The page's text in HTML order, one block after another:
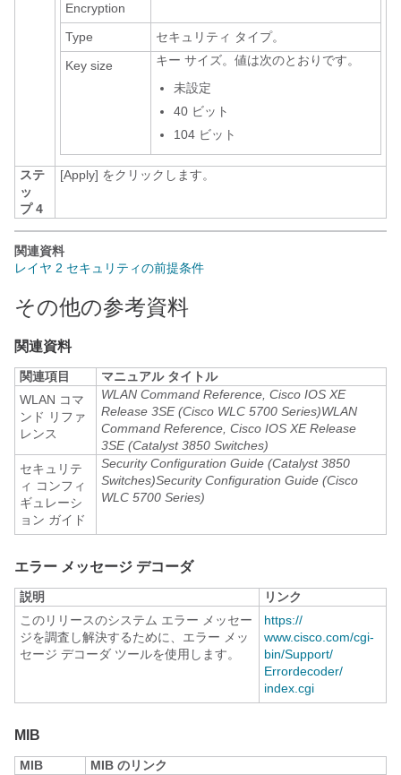
Encryption
Type
セキュリティ タイプ。
Key size
キー サイズ。値は次のとおりです。
未設定
40 ビット
104 ビット
ステ
ッ
プ 4
[Apply] をクリックします。
関連資料
レイヤ 2 セキュリティの前提条件
その他の参考資料
関連資料
関連項目
マニュアル タイトル
WLAN コマ
ンド リファ
レンス
WLAN Command Reference, Cisco IOS XE
Release 3SE (Cisco WLC 5700 Series)WLAN
Command Reference, Cisco IOS XE Release
3SE (Catalyst 3850 Switches)
セキュリテ
ィ コンフィ
ギュレーシ
ョン ガイド
Security Configuration Guide (Catalyst 3850
Switches)Security Configuration Guide (Cisco
WLC 5700 Series)
エラー メッセージ デコーダ
説明
リンク
このリリースのシステム エラー メッセー
ジを調査し解決するために、エラー メッ
セージ デコーダ ツールを使用します。
https:/​/​
www.cisco.com/​cgi-
bin/​Support/​
Errordecoder/​
index.cgi
MIB
MIB
MIB のリンク